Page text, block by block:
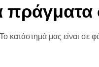
κατάστημά μας είναι σε